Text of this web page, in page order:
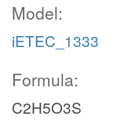
Model:
iETEC_1333
Formula:
C2H5O3S